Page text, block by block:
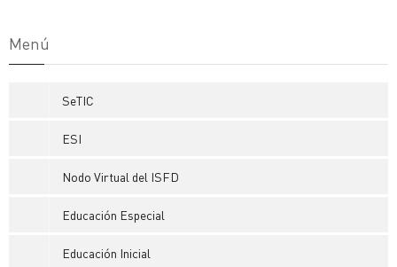
Menú
SeTIC
ESI
Nodo Virtual del ISFD
Educación Especial
Educación Inicial